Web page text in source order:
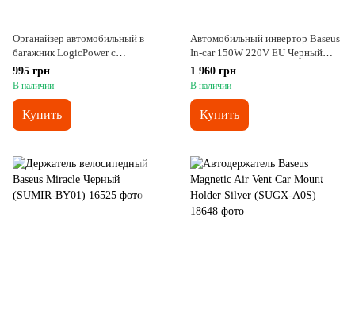
Органайзер автомобильный в
багажник LogicPower с
охлаждающим отсеком
995 грн
В наличии
Купить
Автомобильный инвертор Baseus
In-car 150W 220V EU Черный
(CRNBQ-A01)
1 960 грн
В наличии
Купить